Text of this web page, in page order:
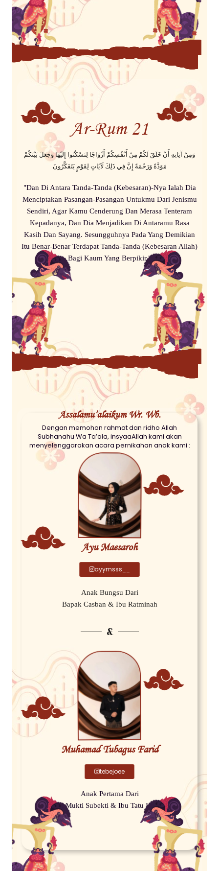
Ar-Rum 21
وَمِنْ آيَاتِهِ أَنْ خَلَقَ لَكُمْ مِنْ أَنْفُسِكُمْ أَزْوَاجًا لِتَسْكُنُوا إِلَيْهَا وَجَعَلَ بَيْنَكُمْ
مَوَدَّةً وَرَحْمَةً إِنَّ فِي ذَلِكَ لَآيَاتٍ لِقَوْمٍ يَتَفَكَّرُونَ
"Dan Di Antara Tanda-Tanda (Kebesaran)-Nya Ialah Dia
Menciptakan Pasangan-Pasangan Untukmu Dari Jenismu
Sendiri, Agar Kamu Cenderung Dan Merasa Tenteram
Kepadanya, Dan Dia Menjadikan Di Antaramu Rasa
Kasih Dan Sayang. Sesungguhnya Pada Yang Demikian
Itu Benar-Benar Terdapat Tanda-Tanda (Kebesaran Allah)
Bagi Kaum Yang Berpikir."
Assalamu’alaikum Wr. Wb.
Dengan memohon rahmat dan ridho Allah
Subhanahu Wa Ta’ala, insyaaAllah kami akan
menyelenggarakan acara pernikahan anak kami :
Ayu Maesaroh
ayymsss__
Anak Bungsu Dari
Bapak Casban & Ibu Ratminah
&
Muhamad Tubagus Farid
tebejoee
Anak Pertama Dari
Bapak Mukti Subekti & Ibu Tatu Ini Wihda